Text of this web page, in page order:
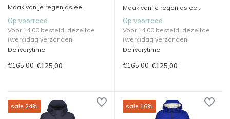
Maak van je regenjas ee...
Op voorraad
Voor 14.00 besteld, dezelfde
(werk)dag verzonden.
Deliverytime
€165,00 €125,00
Maak van je regenjas ee...
Op voorraad
Voor 14.00 besteld, dezelfde
(werk)dag verzonden.
Deliverytime
€165,00 €125,00
sale 24% sale 16%